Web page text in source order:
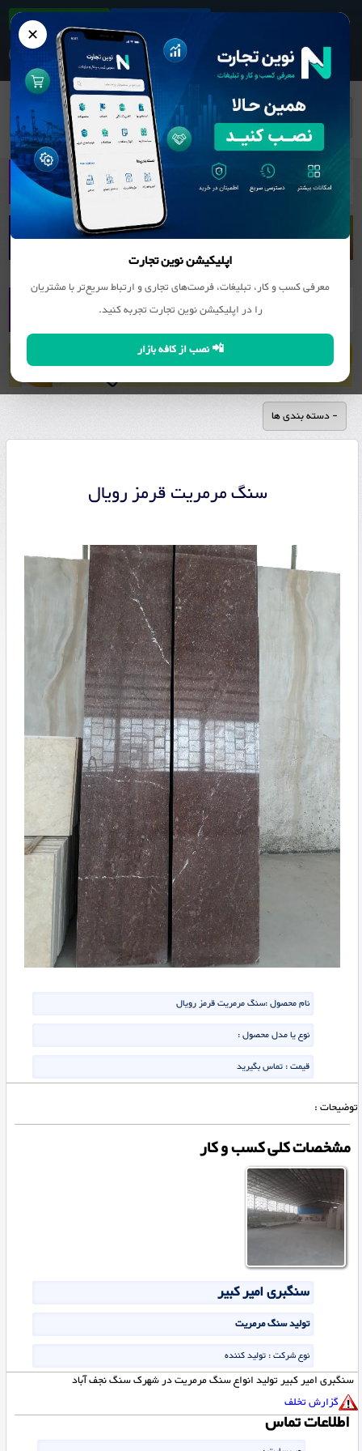
✕
اپلیکیشن نوین تجارت
معرفی کسب و کار، تبلیغات، فرصت‌های تجاری و ارتباط سریع‌تر با مشتریان
را در اپلیکیشن نوین تجارت تجربه کنید.
📲 نصب از کافه بازار
دانلود اپلیکیشن
بانک مشاغل کانی غیر فلزی (سنگ, سیمان و ...)
سنگ
ساختمانی و تزئینی
سنگبری امیر کبیر
- دسته بندی ها
سنگ مرمریت قرمز رویال
نام محصول :سنگ مرمریت قرمز رویال
نوع یا مدل محصول :
قیمت :تماس بگیرید
توضیحات :
مشخصات کلی کسب و کار
سنگبری امیر کبیر
تولید سنگ مرمریت
نوع شرکت :تولید کننده
سنگبری امیر کبیر تولید انواع سنگ مرمریت در شهرک سنگ نجف آباد
گزارش تخلف
اطلاعات تماس